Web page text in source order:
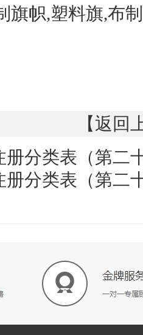
旗帜,塑料旗,布
【返回
册分类表（第二
册分类表（第二